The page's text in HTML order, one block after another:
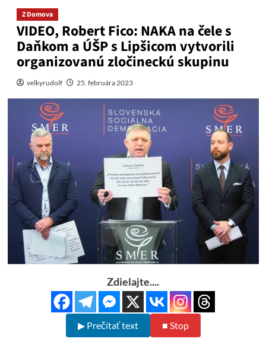
Z Domova
VIDEO, Robert Fico: NAKA na čele s
Daňkom a ÚŠP s Lipšicom vytvorili
organizovanú zločineckú skupinu
velkyrudolf 25. februára 2023
Zdielajte....
▶ Prečítať text ■ Stop